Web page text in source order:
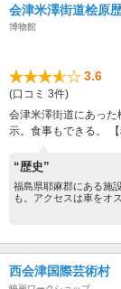
会津米澤街道桧原
博物館
3.6
(口コミ 3件)
会津米澤街道にあっ
示。食事もできる。
“歴史”
福島県耶麻郡にある施
も。アクセスは車をオス
西会津国際芸術村